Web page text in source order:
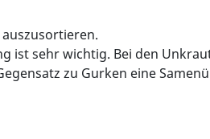
ist sehr wichtig. Bei den
zu Gurken eine